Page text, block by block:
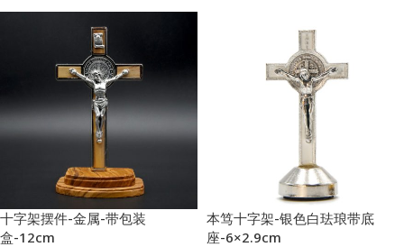
十字架摆件-金属-带包装
盒-12cm
本笃十字架-银色白珐琅带底
座-6×2.9cm